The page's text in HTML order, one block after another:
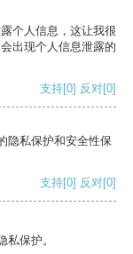
个人信息，这让我很
出现个人信息泄露的
支持[0] 反对[0]
隐私保护和安全性保
支持[0] 反对[0]
保护。